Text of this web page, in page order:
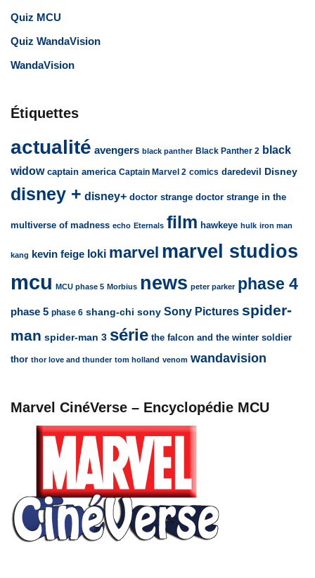
Quiz MCU
Quiz WandaVision
WandaVision
Étiquettes
actualité avengers black panther Black Panther 2 black
widow captain america Captain Marvel 2 comics daredevil Disney
disney + disney+ doctor strange doctor strange in the
multiverse of madness echo Eternals film hawkeye hulk iron man
kang kevin feige loki marvel marvel studios
mcu MCU phase 5 Morbius news peter parker phase 4
phase 5 phase 6 shang-chi sony Sony Pictures spider-
man spider-man 3 série the falcon and the winter soldier
thor thor love and thunder tom holland venom wandavision
Marvel CinéVerse – Encyclopédie MCU